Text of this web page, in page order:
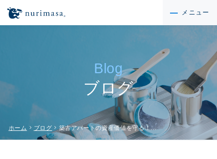
メニュー
Blog
ブログ
ホーム chevron_right ブログ chevron_right築古アパートの資産価値を守る！...